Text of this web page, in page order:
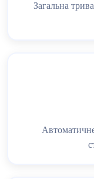
Загальна